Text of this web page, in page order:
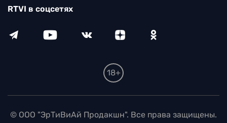
RTVI в соцсетях
18+
© ООО "ЭрТиВиАй Продакшн". Все права защищены.